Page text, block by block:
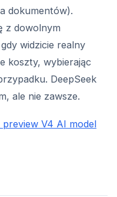
dokumentów).
z dowolnym
widzicie realny
koszty, wybierając
DeepSeek
ale nie zawsze.
preview V4 AI model